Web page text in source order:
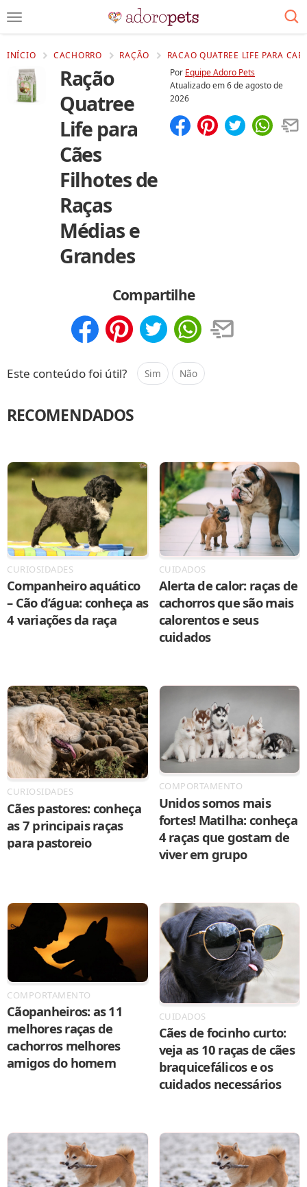
INÍCIO CACHORRO RAÇÃO RACAO QUATREE LIFE PARA
Ração
Quatree
Life para
Cães
Filhotes de
Raças
Médias e
Grandes
Por Equipe Adoro Pets
Atualizado em6 de agosto de
2026
Compartilhe
Este conteúdo foi útil? Sim Não
RECOMENDADOS
CURIOSIDADES
Companheiro aquático
– Cão d’água: conheça as
4 variações da raça
CUIDADOS
Alerta de calor: raças de
cachorros que são mais
calorentos e seus
cuidados
CURIOSIDADES
Cães pastores: conheça
as 7 principais raças
para pastoreio
COMPORTAMENTO
Unidos somos mais
fortes! Matilha: conheça
4 raças que gostam de
viver em grupo
COMPORTAMENTO
Cãopanheiros: as 11
melhores raças de
cachorros melhores
amigos do homem
CUIDADOS
Cães de focinho curto:
veja as 10 raças de cães
braquicefálicos e os
cuidados necessários